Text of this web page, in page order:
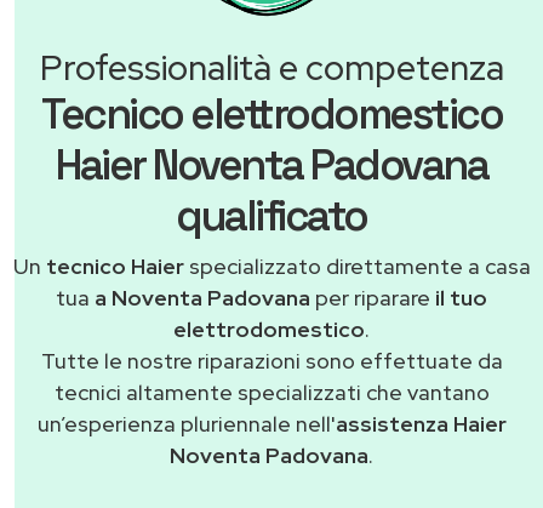
Professionalità e competenza
Tecnico elettrodomestico
Haier Noventa Padovana
qualificato
Un tecnico Haierspecializzato direttamente a casa
tua a Noventa Padovana per riparare il tuo
elettrodomestico.
Tutte le nostre riparazioni sono effettuate da
tecnici altamente specializzati che vantano
un’esperienza pluriennale nell'assistenza Haier
Noventa Padovana.